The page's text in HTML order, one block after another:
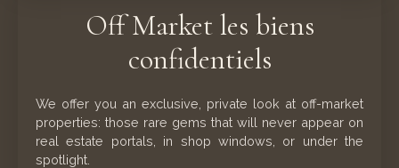
Off Market les biens
confidentiels
We offer you an exclusive, private look at off-market
properties: those rare gems that will never appear on
real estate portals, in shop windows, or under the
spotlight.